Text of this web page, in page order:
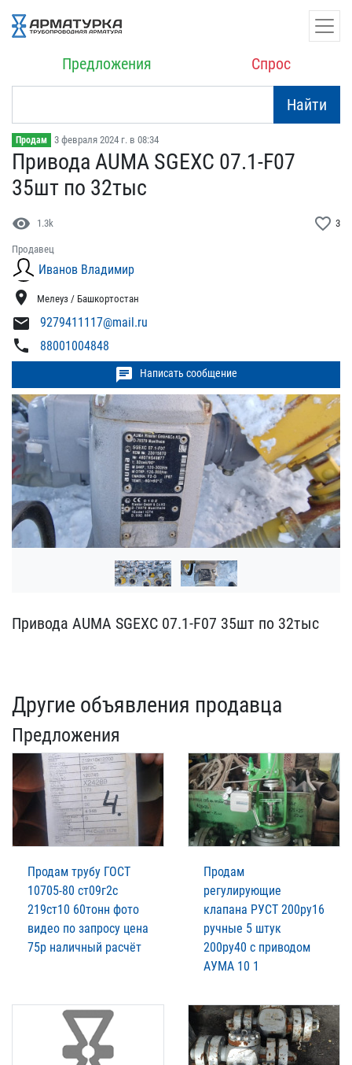
Предложения Спрос
Найти
Продам 3 февраля 2024 г. в 08:34
Привода AUMA SGEXC 07.1​-F07
35шт по 32тыс
visibility 1.3k favorite_border 3
Продавец
Иванов Владимир
location_on Мелеуз / Башкортостан
mail 9279411117@mail.ru
phone 88001004848
chat Написать сообщение
Привода AUMA SGEXC 07.1​-F07 35шт по 32тыс
Другие объявления продавца
Предложения
Продам трубу ГОСТ
10705-80 ст09г2с
219ст10 60тонн фото
видео по запросу цена
75р наличный расчёт
Продам
регулирующие
клапана РУСТ 200ру16
ручные 5 штук
200ру40 с приводом
АУМА 10 1